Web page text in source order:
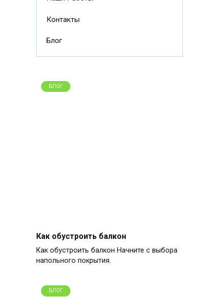
Контакты
Блог
БЛОГ
Как обустроить балкон
Как обустроить балкон Начните с выбора
напольного покрытия.
БЛОГ